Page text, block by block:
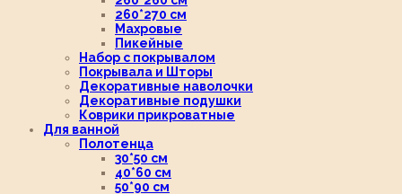
260*270 см
Махровые
Пикейные
Набор с покрывалом
Покрывала и Шторы
Декоративные наволочки
Декоративные подушки
Коврики прикроватные
Для ванной
Полотенца
30*50 см
40*60 см
50*90 см